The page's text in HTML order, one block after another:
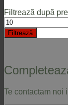
Filtrează după
Preț
minim
Filtrează
Te contactam noi